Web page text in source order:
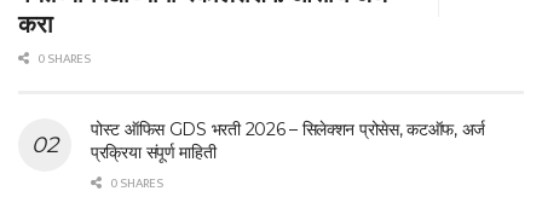
करा
0 SHARES
पोस्ट ऑफिस GDS भरती 2026 – सिलेक्शन प्रोसेस, कटऑफ, अर्ज
प्रक्रिया संपूर्ण माहिती
0 SHARES